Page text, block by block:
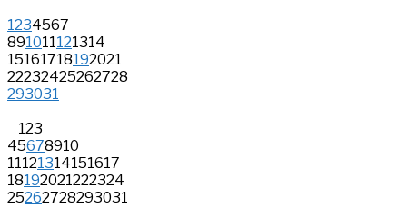
1234567
891011121314
15161718192021
22232425262728
293031
123
45678910
11121314151617
18192021222324
25262728293031